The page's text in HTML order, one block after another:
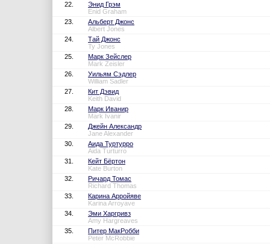
22.
Энид Грэм
Enid Graham
23.
Альберт Джонс
Albert Jones
24.
Тай Джонс
Ty Jones
25.
Марк Зейслер
Mark Zeisler
26.
Уильям Сэдлер
William Sadler
27.
Кит Дэвид
Keith David
28.
Марк Иванир
Mark Ivanir
29.
Джейн Александр
Jane Alexander
30.
Аида Туртурро
Aida Turturro
31.
Кейт Бёртон
Kate Burton
32.
Ричард Томас
Richard Thomas
33.
Карина Арройяве
Karina Arroyave
34.
Эми Харгривз
Amy Hargreaves
35.
Питер МакРобби
Peter McRobbie